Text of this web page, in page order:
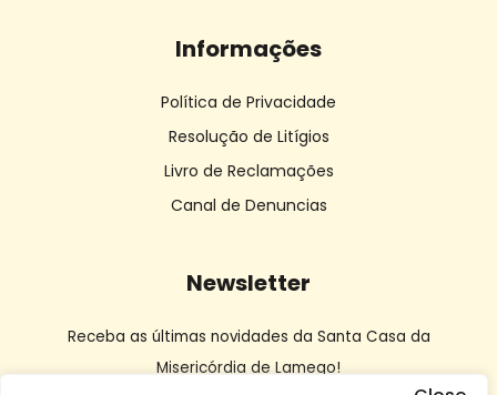
Informações
Política de Privacidade
Resolução de Litígios
Livro de Reclamações
Canal de Denuncias
Newsletter
Receba as últimas novidades da Santa Casa da
Misericórdia de Lamego!